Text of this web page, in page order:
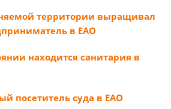
территории выращивал
в ЕАО
находится санитария в
посетитель суда в ЕАО